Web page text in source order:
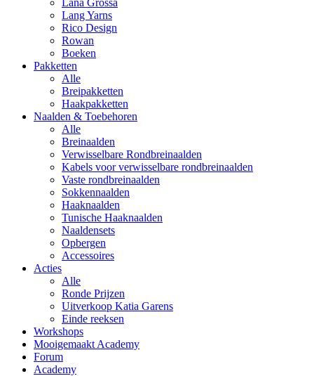
Lang Yarns
Rico Design
Rowan
Boeken
Pakketten
Alle
Breipakketten
Haakpakketten
Naalden & Toebehoren
Alle
Breinaalden
Verwisselbare Rondbreinaalden
Kabels voor verwisselbare rondbreinaalden
Vaste rondbreinaalden
Sokkennaalden
Haaknaalden
Tunische Haaknaalden
Naaldensets
Opbergen
Accessoires
Acties
Alle
Ronde Prijzen
Uitverkoop Katia Garens
Einde reeksen
Workshops
Mooigemaakt Academy
Forum
Academy